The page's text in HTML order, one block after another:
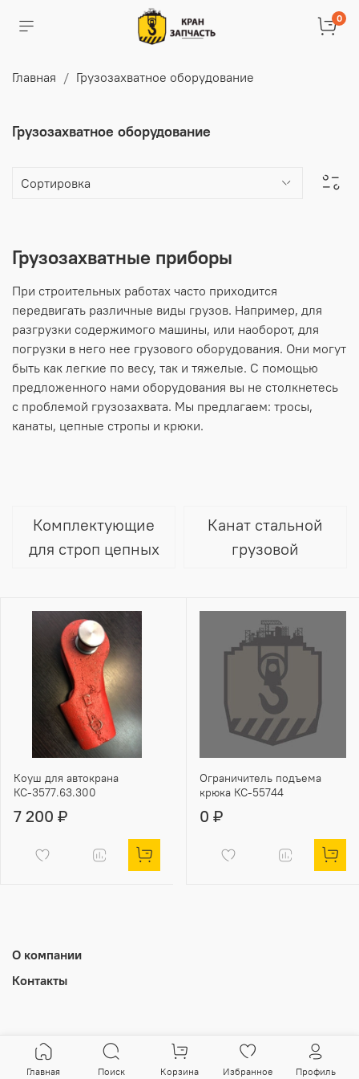
0
Главная Грузозахватное оборудование
Грузозахватное оборудование
Грузозахватные приборы
При строительных работах часто приходится
передвигать различные виды грузов. Например, для
разгрузки содержимого машины, или наоборот, для
погрузки в него нее грузового оборудования. Они могут
быть как легкие по весу, так и тяжелые. С помощью
предложенного нами оборудования вы не столкнетесь
с проблемой грузозахвата. Мы предлагаем: тросы,
канаты, цепные стропы и крюки.
Комплектующие
для строп цепных
Канат стальной
грузовой
Коуш для автокрана
КС-3577.63.300
7 200 ₽
Ограничитель подъема
крюка КС-55744
0 ₽
О компании
Контакты
Главная Поиск Корзина Избранное Профиль